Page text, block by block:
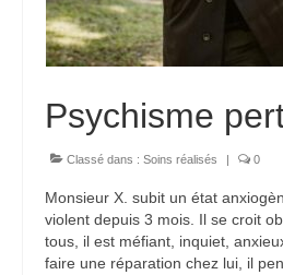
Psychisme
Classé dans : Soins réalisés | 0
Monsieur X. subit un état
violent depuis 3 mois. Il se croit
tous, il est méfiant, inquiet,
faire une réparation chez lui, il